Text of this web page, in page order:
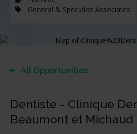
General & Specialist Associates
All Opportunities
Dentiste - Clinique
Beaumont et Michaud